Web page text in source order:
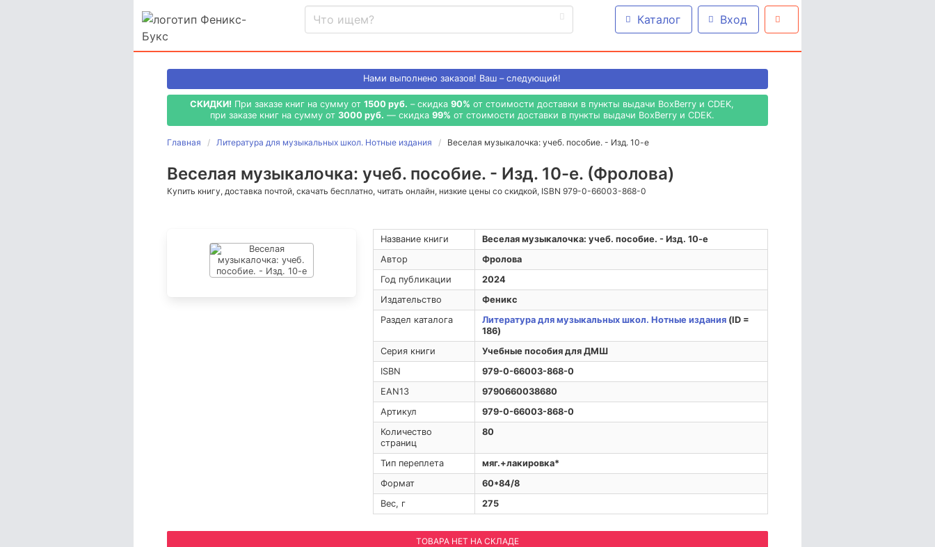
Каталог Вход
Нами выполнено заказов! Ваш – следующий!
СКИДКИ! При заказе книг на сумму от 1500 руб. – скидка 90% от стоимости доставки в пункты выдачи BoxBerry и CDEK,
при заказе книг на сумму от 3000 руб. — скидка 99% от стоимости доставки в пункты выдачи BoxBerry и CDEK.
Главная Литература для музыкальных школ. Нотные издания Веселая музыкалочка: учеб. пособие. - Изд. 10-е
Веселая музыкалочка: учеб. пособие. - Изд. 10-е. (Фролова)
Купить книгу, доставка почтой, скачать бесплатно, читать онлайн, низкие цены со скидкой, ISBN 979-0-66003-868-0
Название книги
Веселая музыкалочка: учеб. пособие. - Изд. 10-е
Автор
Фролова
Год публикации
2024
Издательство
Феникс
Раздел каталога
Литература для музыкальных школ. Нотные издания(ID =
186)
Серия книги
Учебные пособия для ДМШ
ISBN
979-0-66003-868-0
EAN13
9790660038680
Артикул
979-0-66003-868-0
Количество
страниц
80
Тип переплета
мяг.+лакировка*
Формат
60*84/8
Вес, г
275
ТОВАРА НЕТ НА СКЛАДЕ